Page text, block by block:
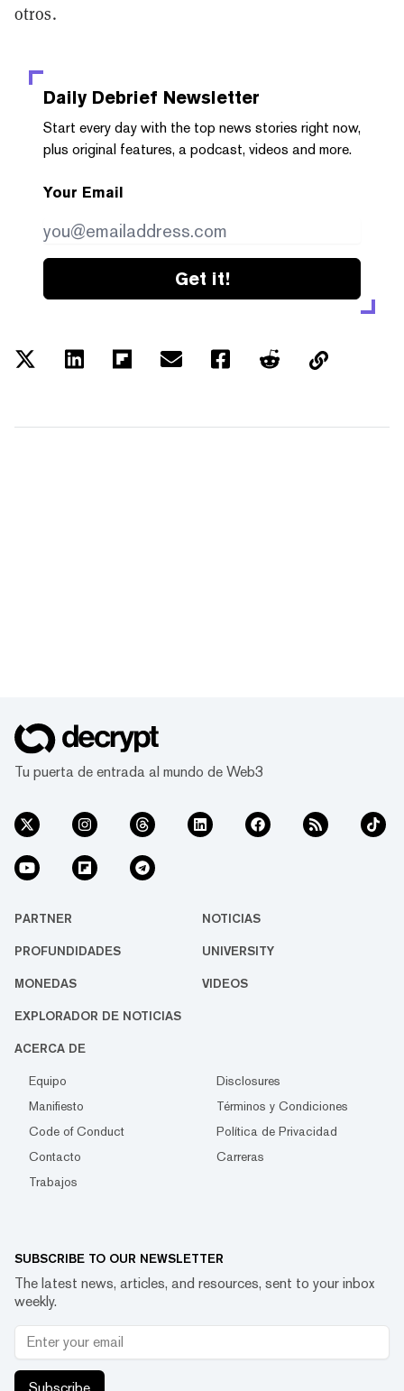
otros.
Daily Debrief Newsletter
Start every day with the top news stories right now,
plus original features, a podcast, videos and more.
Your Email
Get it!
Tu puerta de entrada al mundo de Web3
PARTNER NOTICIAS
PROFUNDIDADES UNIVERSITY
MONEDAS VIDEOS
EXPLORADOR DE NOTICIAS
ACERCA DE
Equipo
Disclosures
Manifiesto
Términos y Condiciones
Code of Conduct
Política de Privacidad
Contacto
Carreras
Trabajos
SUBSCRIBE TO OUR NEWSLETTER
The latest news, articles, and resources, sent to your inbox
weekly.